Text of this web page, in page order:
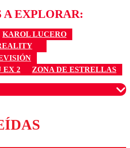
A EXPLORAR:
KAROL LUCERO
EX 2
ZONA DE ESTRELLAS
moderados para garantizar un
respetuoso.